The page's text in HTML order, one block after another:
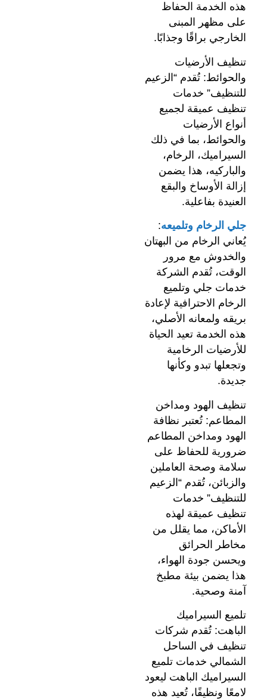
هذه الخدمة الحفاظ
على مظهر المبنى
الخارجي براقًا وجذابًا.
تنظيف الأرضيات
والحوائط: تُقدم “الزعيم
للتنظيف” خدمات
تنظيف عميقة لجميع
أنواع الأرضيات
والحوائط، بما في ذلك
السيراميك، الرخام،
والباركيه، هذا يضمن
إزالة الأوساخ والبقع
العنيدة بفاعلية.
جلي الرخام وتلميعه:
يُعاني الرخام من البهتان
والخدوش مع مرور
الوقت، تُقدم الشركة
خدمات جلي وتلميع
الرخام الاحترافية لإعادة
بريقه ولمعانه الأصلي،
هذه الخدمة تعيد الحياة
للأرضيات الرخامية
وتجعلها تبدو وكأنها
جديدة.
تنظيف الهود ومداخن
المطاعم: تُعتبر نظافة
الهود ومداخن المطاعم
ضرورية للحفاظ على
سلامة وصحة العاملين
والزبائن، تُقدم “الزعيم
للتنظيف” خدمات
تنظيف عميقة لهذه
الأماكن، مما يقلل من
مخاطر الحرائق
ويحسن جودة الهواء،
هذا يضمن بيئة مطبخ
آمنة وصحية.
تلميع السيراميك
الباهت: تُقدم شركات
تنظيف في الساحل
الشمالي خدمات تلميع
السيراميك الباهت ليعود
لامعًا ونظيفًا، تُعيد هذه